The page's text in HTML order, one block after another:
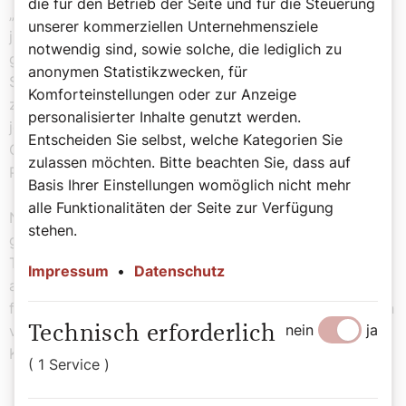
„Catholic Association“ gewesen sein, eine Gesellschaft
junger Katholiken, die den Schutz heimlich ins Land
gekommener Missionspriester übernahmen. William
Shakespeare hatte weiters ganz offensichtlich Kontakt
zu beiden Anführern der 1580 in Rom einsetzenden
jesuitischen Missionsbewegung, mit Pater Edmund
Campion, dem späteren Märtyrer, und Pater Robert
Parsons.
Nach Beendigung seiner literarischen Laufbahn als
gefeierter Londoner Bühnenautor 1613 hat er seine
Theateranteile verkauft und vermutlich mit diesem oder
anderem Eigenkapital die geheime Anlaufstelle für
flüchtige und verfolgte Priester in London erworben: ein
verwinkeltes Torhaus auf dem ehemaligen
Klostergelände von Blackfriars.
die für den Betrieb der Seite und für die Steuerung
unserer kommerziellen Unternehmensziele
notwendig sind, sowie solche, die lediglich zu
anonymen Statistikzwecken, für
Komforteinstellungen oder zur Anzeige
personalisierter Inhalte genutzt werden.
Entscheiden Sie selbst, welche Kategorien Sie
zulassen möchten. Bitte beachten Sie, dass auf
Basis Ihrer Einstellungen womöglich nicht mehr
alle Funktionalitäten der Seite zur Verfügung
stehen.
Impressum • Datenschutz
Technisch erforderlich
( 1 Service )
nein ja